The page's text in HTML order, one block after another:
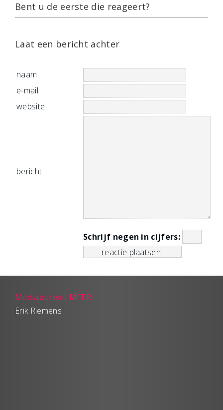
Bent u de eerste die reageert?
Laat een bericht achter
naam
e-mail
website
bericht
Schrijf negen in cijfers:
Mediabureau MEER
Erik Riemens